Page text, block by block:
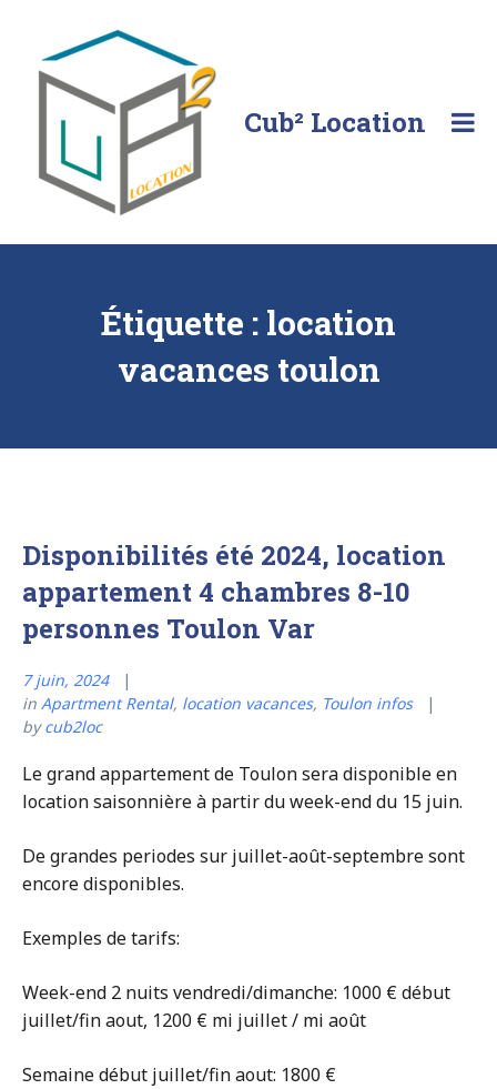
content
Cub² Location
vous!
Étiquette : location
vacances toulon
Disponibilités été 2024, location
appartement 4 chambres 8-10
personnes Toulon Var
7 juin, 2024
in Apartment Rental, location vacances, Toulon infos
bycub2loc
Le grand appartement de Toulon sera disponible en
location saisonnière à partir du week-end du 15 juin.
De grandes periodes sur juillet-août-septembre sont
encore disponibles.
Exemples de tarifs:
Week-end 2 nuits vendredi/dimanche: 1000 € début
juillet/fin aout, 1200 € mi juillet / mi août
Semaine début juillet/fin aout: 1800 €